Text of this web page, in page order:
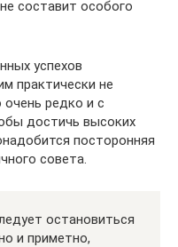
составит особого
успехов
практически не
очень редко и с
достичь высоких
посторонняя
совета.
остановиться
и приметно,